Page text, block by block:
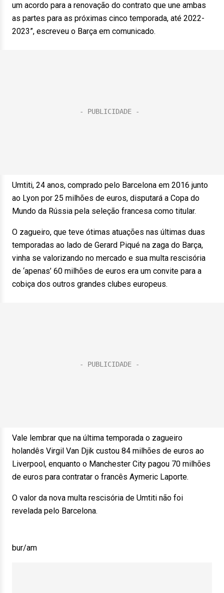
um acordo para a renovação do contrato que une ambas
as partes para as próximas cinco temporada, até 2022-
2023”, escreveu o Barça em comunicado.
Umtiti, 24 anos, comprado pelo Barcelona em 2016 junto
ao Lyon por 25 milhões de euros, disputará a Copa do
Mundo da Rússia pela seleção francesa como titular.
O zagueiro, que teve ótimas atuações nas últimas duas
temporadas ao lado de Gerard Piqué na zaga do Barça,
vinha se valorizando no mercado e sua multa rescisória
de ‘apenas’ 60 milhões de euros era um convite para a
cobiça dos outros grandes clubes europeus.
Vale lembrar que na última temporada o zagueiro
holandês Virgil Van Djik custou 84 milhões de euros ao
Liverpool, enquanto o Manchester City pagou 70 milhões
de euros para contratar o francês Aymeric Laporte.
O valor da nova multa rescisória de Umtiti não foi
revelada pelo Barcelona.
bur/am